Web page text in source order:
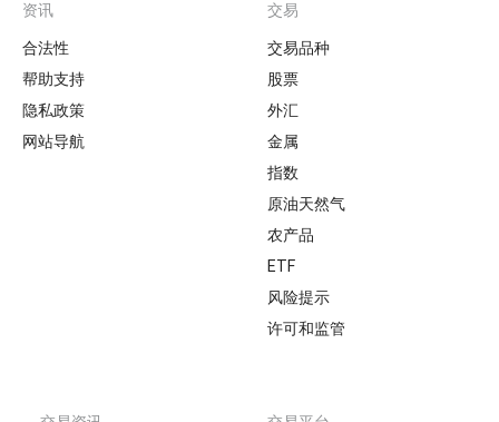
Footer
资讯
合法性
帮助支持
隐私政策
网站导航
交易
交易品种
股票
外汇
金属
指数
原油天然气
农产品
ETF
风险提示
许可和监管